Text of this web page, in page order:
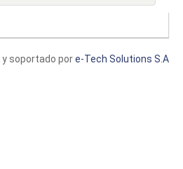
y soportado pore-Tech Solutions S.A